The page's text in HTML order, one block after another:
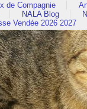
de Compagnie
NALA Blog
Vendée 2026 2027